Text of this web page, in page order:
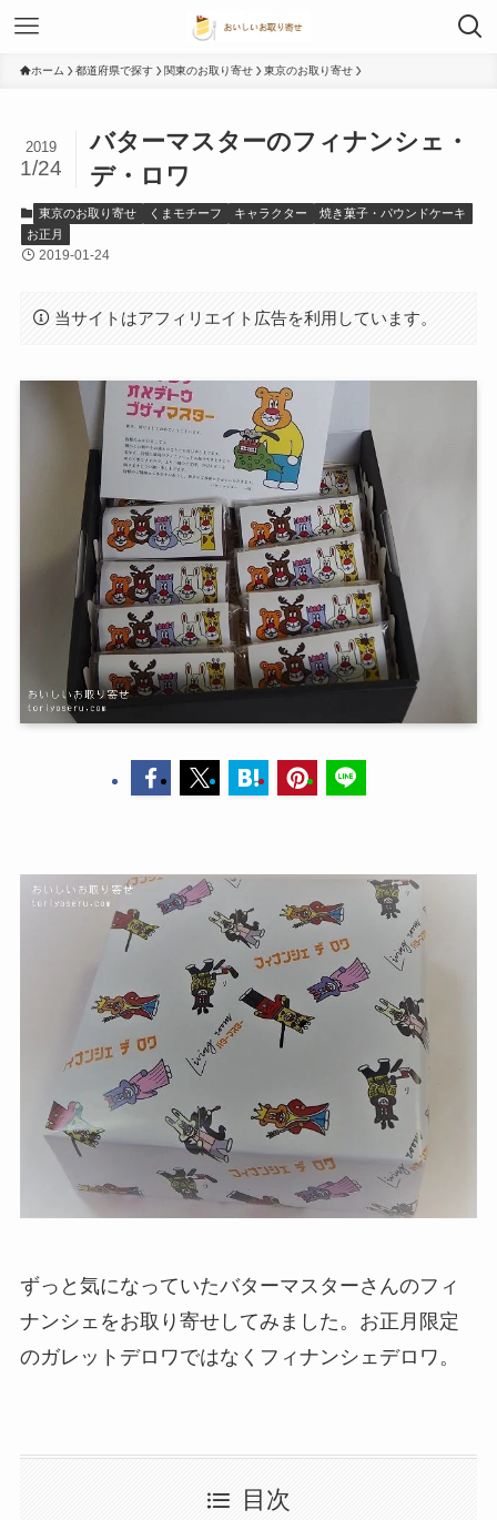
ホーム 都道府県で探す 関東のお取り寄せ 東京のお取り寄せ
バターマスターのフィナンシェ・
デ・ロワ
2019
1/24
東京のお取り寄せ くまモチーフ キャラクター
焼き菓子・パウンドケーキ
お正月
2019-01-24
当サイトはアフィリエイト広告を利用しています。
ずっと気になっていたバターマスターさんのフィ
ナンシェをお取り寄せしてみました。お正月限定
のガレットデロワではなくフィナンシェデロワ。
目次